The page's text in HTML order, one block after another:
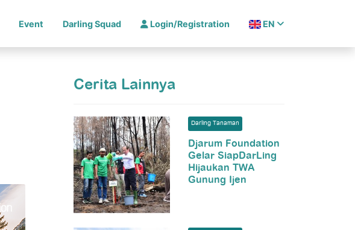
Event Darling Squad Login/Registration EN
Cerita Lainnya
Darling Tanaman
Djarum Foundation
Gelar SiapDarLing
Hijaukan TWA
Gunung Ijen